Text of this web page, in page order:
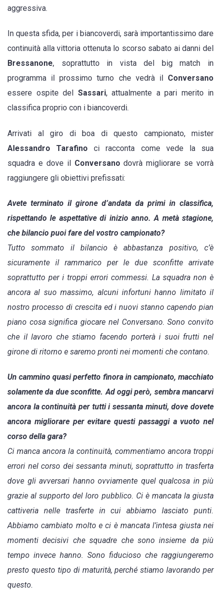
aggressiva.
In questa sfida, per i biancoverdi, sarà importantissimo dare
continuità alla vittoria ottenuta lo scorso sabato ai danni del
Bressanone, soprattutto in vista del big match in
programma il prossimo turno che vedrà il Conversano
essere ospite del Sassari, attualmente a pari merito in
classifica proprio con i biancoverdi.
Arrivati al giro di boa di questo campionato, mister
Alessandro Tarafino ci racconta come vede la sua
squadra e dove il Conversano dovrà migliorare se vorrà
raggiungere gli obiettivi prefissati:
Avete terminato il girone d’andata da primi in classifica,
rispettando le aspettative di inizio anno. A metà stagione,
che bilancio puoi fare del vostro campionato?
Tutto sommato il bilancio è abbastanza positivo, c’è
sicuramente il rammarico per le due sconfitte arrivate
soprattutto per i troppi errori commessi. La squadra non è
ancora al suo massimo, alcuni infortuni hanno limitato il
nostro processo di crescita ed i nuovi stanno capendo pian
piano cosa significa giocare nel Conversano. Sono convito
che il lavoro che stiamo facendo porterà i suoi frutti nel
girone di ritorno e saremo pronti nei momenti che contano.
Un cammino quasi perfetto finora in campionato, macchiato
solamente da due sconfitte. Ad oggi però, sembra mancarvi
ancora la continuità per tutti i sessanta minuti, dove dovete
ancora migliorare per evitare questi passaggi a vuoto nel
corso della gara?
Ci manca ancora la continuità, commentiamo ancora troppi
errori nel corso dei sessanta minuti, soprattutto in trasferta
dove gli avversari hanno ovviamente quel qualcosa in più
grazie al supporto del loro pubblico. Ci è mancata la giusta
cattiveria nelle trasferte in cui abbiamo lasciato punti.
Abbiamo cambiato molto e ci è mancata l’intesa giusta nei
momenti decisivi che squadre che sono insieme da più
tempo invece hanno. Sono fiducioso che raggiungeremo
presto questo tipo di maturità, perché stiamo lavorando per
questo.